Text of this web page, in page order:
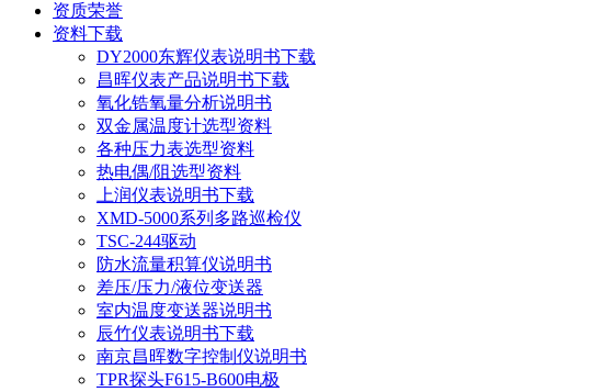
资质荣誉
资料下载
DY2000东辉仪表说明书下载
昌晖仪表产品说明书下载
氧化锆氧量分析说明书
双金属温度计选型资料
各种压力表选型资料
热电偶/阻选型资料
上润仪表说明书下载
XMD-5000系列多路巡检仪
TSC-244驱动
防水流量积算仪说明书
差压/压力/液位变送器
室内温度变送器说明书
辰竹仪表说明书下载
南京昌晖数字控制仪说明书
TPR探头F615-B600电极